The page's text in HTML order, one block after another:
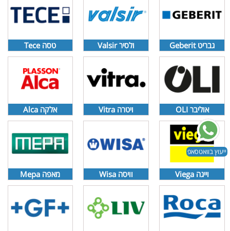
גבריט Geberit
אוליבר OLI
וייגה Viega
ולסיר Valsir
ויטרה Vitra
וויסה Wisa
טסה Tece
אלקה Alca
מאפה Mepa
ייעוץ בוואטסאפ